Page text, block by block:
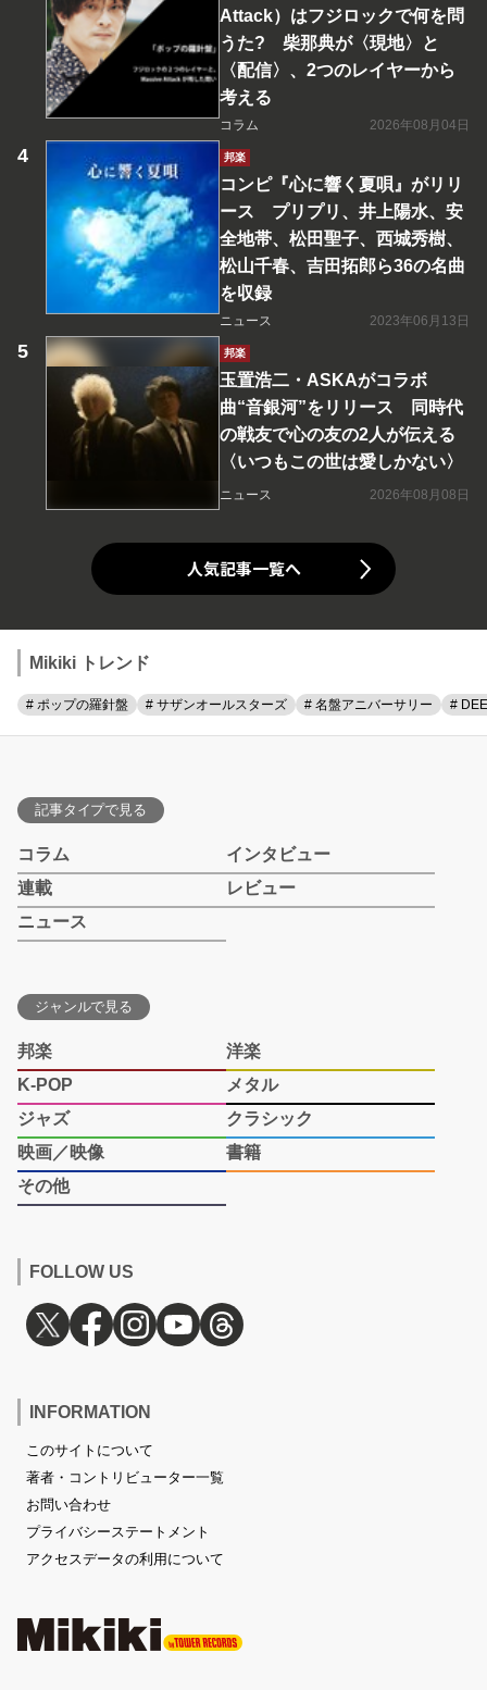
Attack）はフジロックで何を問
うた? 柴那典が〈現地〉と
〈配信〉、2つのレイヤーから
考える
コラム 2026年08月04日
邦楽
コンピ『心に響く夏唄』がリリ
ース プリプリ、井上陽水、安
全地帯、松田聖子、西城秀樹、
松山千春、吉田拓郎ら36の名曲
を収録
ニュース 2023年06月13日
邦楽
玉置浩二・ASKAがコラボ
曲“音銀河”をリリース 同時代
の戦友で心の友の2人が伝える
〈いつもこの世は愛しかない〉
ニュース 2026年08月08日
人気記事一覧へ
Mikiki トレンド
# ポップの羅針盤 # サザンオールスターズ # 名盤アニバーサリー #
記事タイプで見る
コラム
インタビュー
連載
レビュー
ニュース
ジャンルで見る
邦楽
洋楽
K-POP
メタル
ジャズ
クラシック
映画／映像
書籍
その他
FOLLOW US
INFORMATION
このサイトについて
著者・コントリビューター一覧
お問い合わせ
プライバシーステートメント
アクセスデータの利用について